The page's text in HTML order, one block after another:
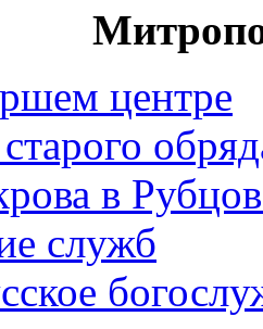
центре
в
служб